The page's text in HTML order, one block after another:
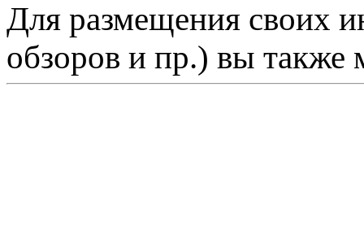
Для размещения своих
обзоров и пр.) вы также